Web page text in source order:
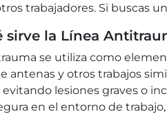
trabajadores. Si buscas
sirve la Línea
se utiliza como
antenas y otros trabajos
evitando lesiones graves o
en el entorno de